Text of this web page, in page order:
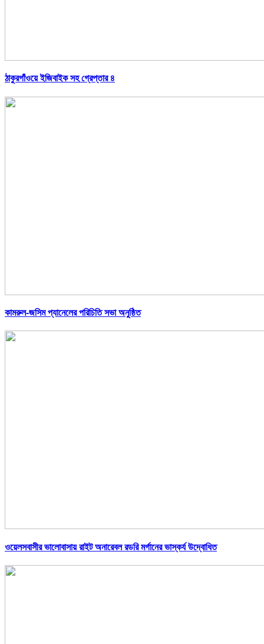
ঠাকুরগাঁওয়ে ইজিবাইক সহ গ্রেপ্তার ৪
কামরুল-জসিম প্যানেলের পরিচিতি সভা অনুষ্ঠিত
ওয়েলসবাসীর ভালোবাসায় রাইট অনারেবল রডরি মর্গানের ভাস্কর্য উদ্বোধিত